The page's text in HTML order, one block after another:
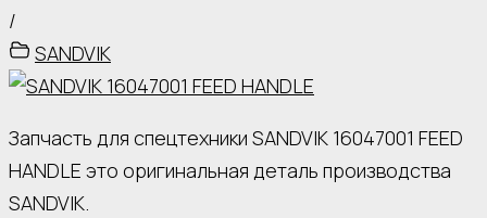
/
SANDVIK
Запчасть для спецтехники SANDVIK 16047001 FEED
HANDLE это оригинальная деталь производства
SANDVIK.